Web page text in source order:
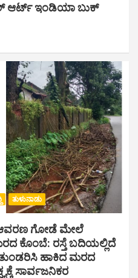
ಆರ್ಟ್ ಇಂಡಿಯಾ ಬುಕ್
ತುಳುನಾಡು
ಆವರಣ ಗೋಡೆ ಮೇಲೆ
ಕೊಂಬೆ: ರಸ್ತೆ ಬದಿಯಲ್ಲಿದೆ
ತುಂಡರಿಸಿ ಹಾಕಿದ ಮರದ
ಸಾರ್ವಜನಿಕರ